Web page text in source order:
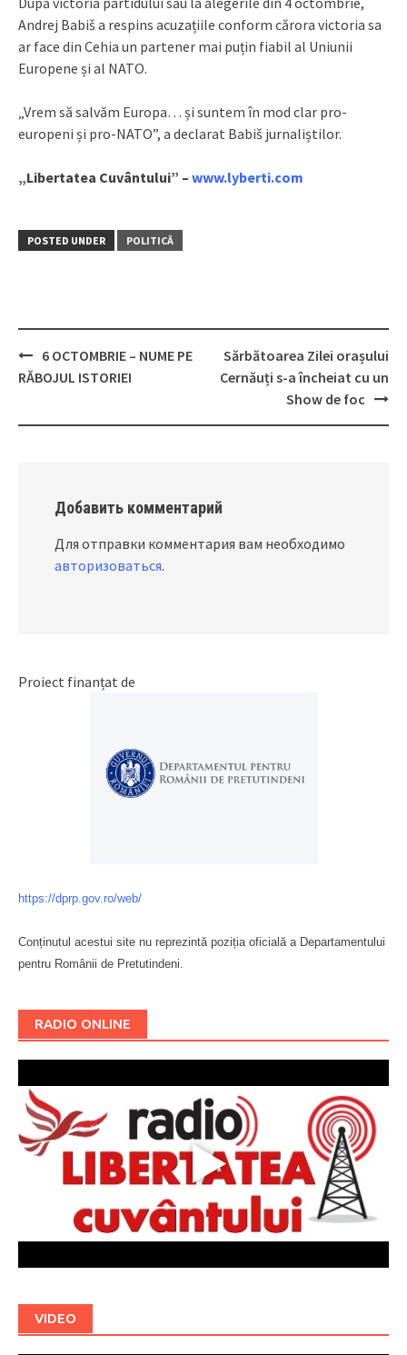
Andrej Babiš a respins acuzațiile conform cărora victoria sa
ar face din Cehia un partener mai puțin fiabil al Uniunii
Europene și al NATO.
„Vrem să salvăm Europa… și suntem în mod clar pro-
europeni și pro-NATO”, a declarat Babiš jurnaliștilor.
„Libertatea Cuvântului” – www.lyberti.com
POSTED UNDER POLITICĂ
Post
6 OCTOMBRIE – NUME PE
RĂBOJUL ISTORIEI
Sărbătoarea Zilei orașului
Cernăuți s-a încheiat cu un
Show de foc
Добавить комментарий
Для отправки комментария вам необходимо
авторизоваться.
Proiect finanțat de
https://dprp.gov.ro/web/
Conținutul acestui site nu reprezintă poziția oficială a Departamentului
pentru Românii de Pretutindeni.
RADIO ONLINE
VIDEO